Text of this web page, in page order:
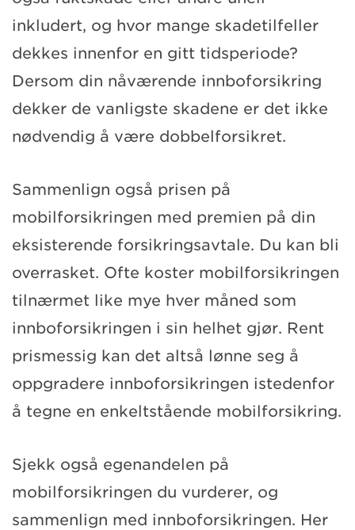
inkludert, og hvor mange skadetilfeller
dekkes innenfor en gitt tidsperiode?
Dersom din nåværende innboforsikring
dekker de vanligste skadene er det ikke
nødvendig å være dobbelforsikret.
Sammenlign også prisen på
mobilforsikringen med premien på din
eksisterende forsikringsavtale. Du kan bli
overrasket. Ofte koster mobilforsikringen
tilnærmet like mye hver måned som
innboforsikringen i sin helhet gjør. Rent
prismessig kan det altså lønne seg å
oppgradere innboforsikringen istedenfor
å tegne en enkeltstående mobilforsikring.
Sjekk også egenandelen på
mobilforsikringen du vurderer, og
sammenlign med innboforsikringen. Her